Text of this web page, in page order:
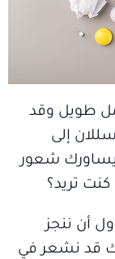
طويل وقد
إلى
شعور
تريد؟
أن ننجز
قد نشعر في